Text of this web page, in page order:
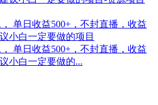
单日收益500+，不封直播，收益
小白一定要做的项目
单日收益500+，不封直播，收益
小白一定要做的...